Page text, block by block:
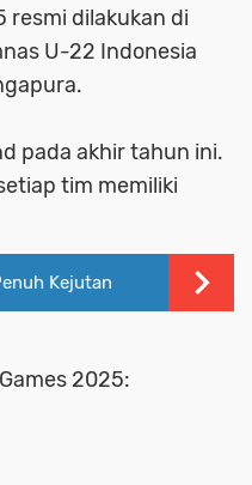
resmi dilakukan di
U-22 Indonesia
pada akhir tahun ini.
tim memiliki
Kejutan
2025: